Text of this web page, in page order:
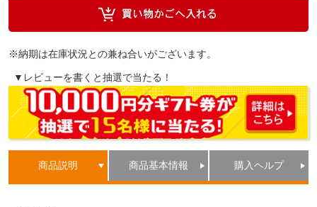
※納期は在庫状況との兼ね合いがございます。
▼レビューを書くと抽選で当たる！
商品説明 商品基本情報 購入ヘルプ